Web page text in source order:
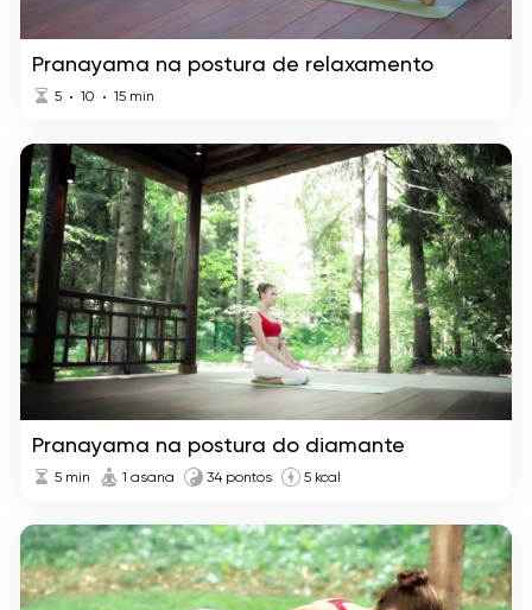
Pranayama na postura de relaxamento
5 10 15 min
Pranayama na postura do diamante
5 min 1 asana 34 pontos 5 kcal